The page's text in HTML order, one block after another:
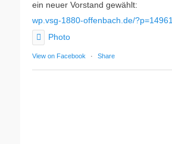
ein neuer Vorstand gewählt:
wp.vsg-1880-offenbach.de/?p=14961
Photo
View on Facebook · Share